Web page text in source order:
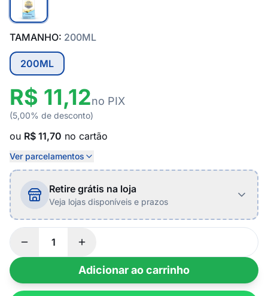
TAMANHO: 200ML
200ML
R$ 11,12no PIX
(5,00% de desconto)
ou R$ 11,70 no cartão
Ver parcelamentos
Retire grátis na loja
Veja lojas disponíveis e prazos
Adicionar ao carrinho